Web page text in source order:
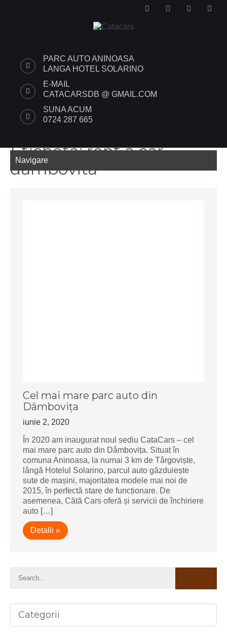
PARC AUTO ANINOASA
LANGA HOTEL SOLARINO
E-MAIL
CATACARSDB @ GMAIL.COM
SUNA ACUM
0724 287 665
Navigare
Etichetă:rent a car
dambovita
Cel mai mare parc auto din
Dâmbovița
iunie 2, 2020
În 2020 am inaugurat noul sediu CataCars – cel
mai mare parc auto din Dâmbovița. Situat în
comuna Aninoasa, la numai 3 km de Târgoviște,
lângă Hotelul Solarino, parcul auto găzduiește
sute de mașini, majoritatea modele mai noi de
2015, în perfectă stare de funcționare. De
asemenea, Cătă Cars oferă și servicii de închiriere
auto […]
Detalii »
Categorii